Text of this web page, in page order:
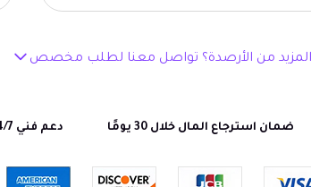
المزيد من الأرصدة؟ تواصل معنا لطلب مخصص
ضمان استرجاع المال خلال 30 يومًا دعم فني 24/7